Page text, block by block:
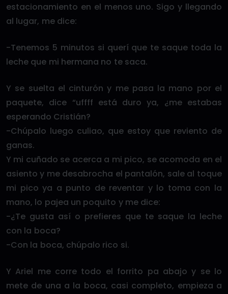
estacionamiento en el menos uno. Sigo y llegando
al lugar, me dice:
-Tenemos 5 minutos si querí que te saque toda la
leche que mi hermana no te saca.
Y se suelta el cinturón y me pasa la mano por el
paquete, dice “uffff está duro ya, ¿me estabas
esperando Cristián?
-Chúpalo luego culiao, que estoy que reviento de
ganas.
Y mi cuñado se acerca a mi pico, se acomoda en el
asiento y me desabrocha el pantalón, sale al toque
mi pico ya a punto de reventar y lo toma con la
mano, lo pajea un poquito y me dice:
-¿Te gusta así o prefieres que te saque la leche
con la boca?
-Con la boca, chúpalo rico si.
Y Ariel me corre todo el forrito pa abajo y se lo
mete de una a la boca, casi completo, empieza a